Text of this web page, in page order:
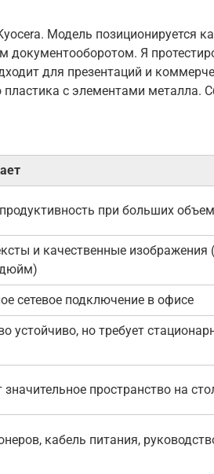
Модель позиционируется
документооборотом. Я
для презентаций и
с элементами металла.
при больших
и качественные изображения
дюйм)
сетевое подключение в офисе
устойчиво, но требует
пространство на
кабель питания,